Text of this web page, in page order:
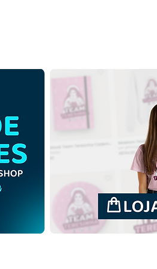
Madalena |
Grátis Ilustração
em PNG